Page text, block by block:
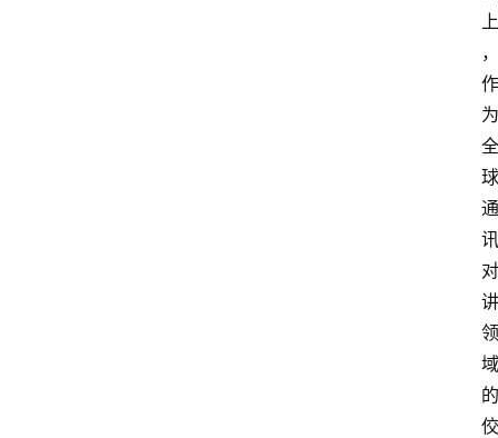
上
，
作
为
全
球
通
讯
对
讲
领
域
的
佼